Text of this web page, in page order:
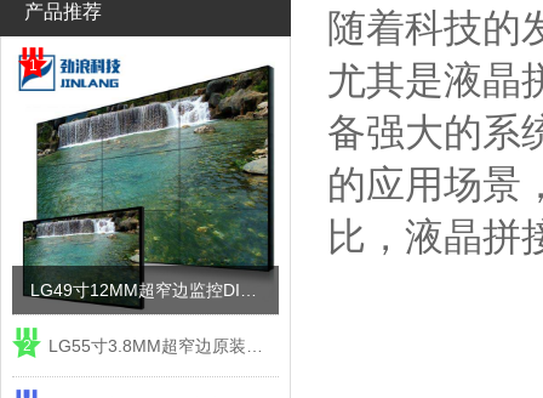
产品推荐
1
2
随着科技的
尤其是液晶
备强大的系
的应用场景
比，液晶拼